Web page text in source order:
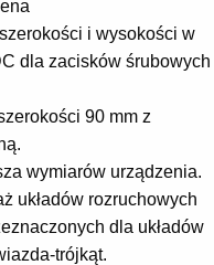
i wysokości w
dla zacisków śrubowych
90 mm z
wymiarów urządzenia.
układów rozruchowych
dla układów
trójkąt.